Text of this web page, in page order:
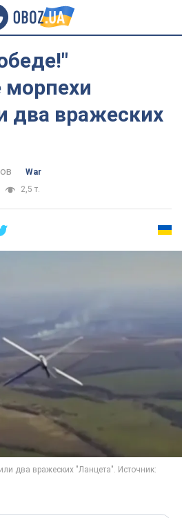
морпехи
два вражеских
War
2,5 т.